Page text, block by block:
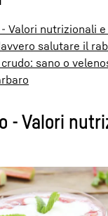
Valori nutrizionali
salutare il
sano o
- Valori